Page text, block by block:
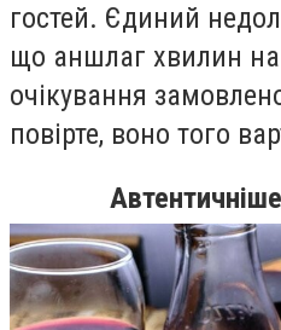
гостей. Єдиний
що аншлаг хвилин на
очікування
повірте, воно того